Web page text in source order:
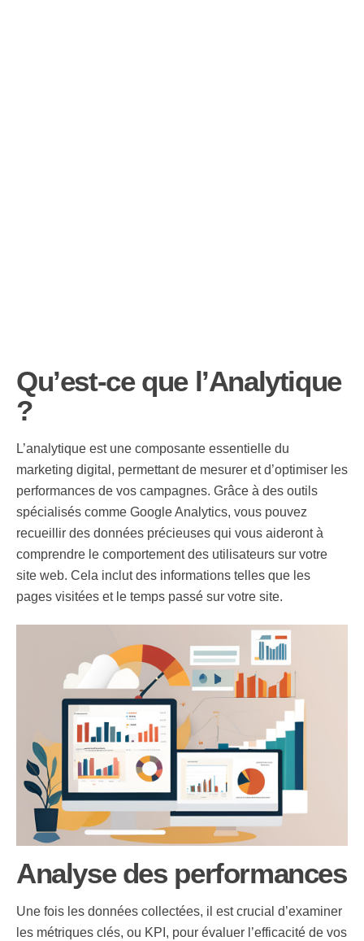
Qu’est-ce que l’Analytique
?
L’analytique est une composante essentielle du
marketing digital, permettant de mesurer et d’optimiser les
performances de vos campagnes. Grâce à des outils
spécialisés comme Google Analytics, vous pouvez
recueillir des données précieuses qui vous aideront à
comprendre le comportement des utilisateurs sur votre
site web. Cela inclut des informations telles que les
pages visitées et le temps passé sur votre site.
Analyse des performances
Une fois les données collectées, il est crucial d’examiner
les métriques clés, ou KPI, pour évaluer l’efficacité de vos